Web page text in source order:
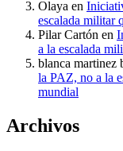
Olaya en
escalada militar
Pilar Cartón en
a la escalada
blanca martinez
la PAZ, no a la
mundial
Archivos